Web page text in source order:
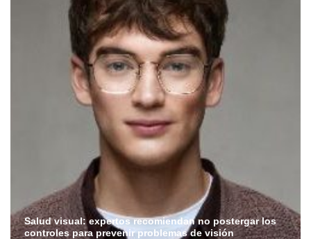
Salud visual: expertos recomiendan no postergar los
controles para prevenir problemas de visión